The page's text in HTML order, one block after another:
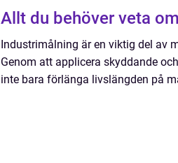
Allt du behöver veta
Industrimålning är en viktig del av
Genom att applicera skyddande
inte bara förlänga livslängden på